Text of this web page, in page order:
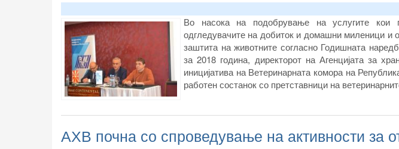
Во насока на подобрување на услугите кои
одгледувачите на добиток и домашни миленици и
заштита на животните согласно Годишната
за 2018 година, директорот на Агенцијата за
иницијатива на Ветеринарната комора на
работен состанок со претставници на
АХВ почна со спроведување на активности за